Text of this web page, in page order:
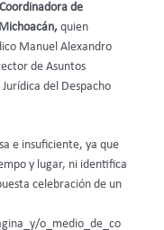
de
quien
Manuel Alexandro
de Asuntos
del Despacho
e insuficiente, ya que
y lugar, ni identifica
celebración de un
o_medio_de_co